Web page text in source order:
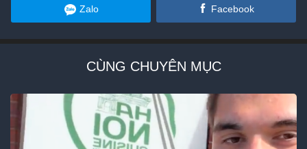
Zalo Facebook